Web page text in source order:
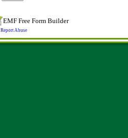
EMF Free Form Builder
Report Abuse